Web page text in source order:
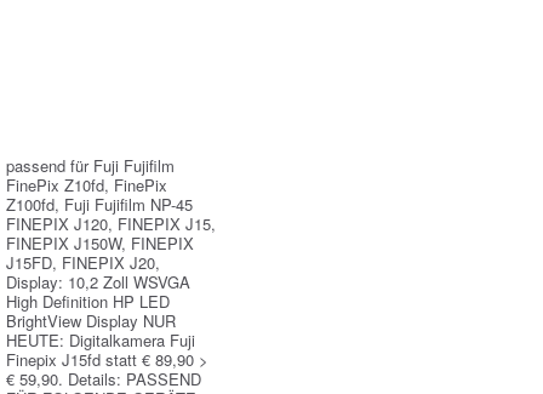
passend für Fuji Fujifilm
FinePix Z10fd, FinePix
Z100fd, Fuji Fujifilm NP-45
FINEPIX J120, FINEPIX J15,
FINEPIX J150W, FINEPIX
J15FD, FINEPIX J20,
Display: 10,2 Zoll WSVGA
High Definition HP LED
BrightView Display NUR
HEUTE: Digitalkamera Fuji
Finepix J15fd statt € 89,90 >
€ 59,90. Details: PASSEND